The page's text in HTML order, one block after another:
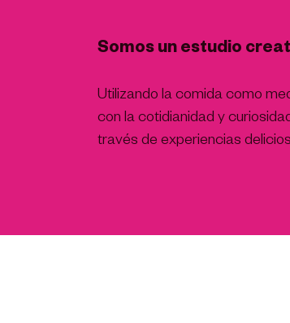
Somos un estudio
Utilizando la comida como
con la cotidianidad y
través de experiencias